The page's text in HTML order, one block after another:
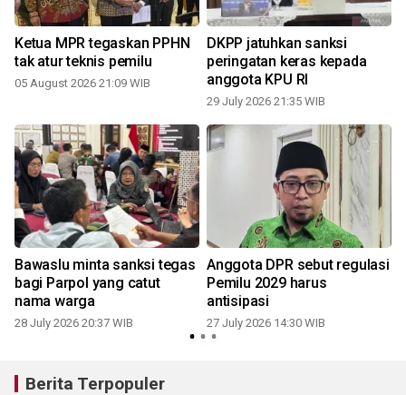
Ketua MPR tegaskan PPHN
tak atur teknis pemilu
05 August 2026 21:09 WIB
DKPP jatuhkan sanksi
peringatan keras kepada
anggota KPU RI
29 July 2026 21:35 WIB
Bawaslu minta sanksi tegas
bagi Parpol yang catut
nama warga
28 July 2026 20:37 WIB
Anggota DPR sebut regulasi
Pemilu 2029 harus
antisipasi
27 July 2026 14:30 WIB
Berita Terpopuler